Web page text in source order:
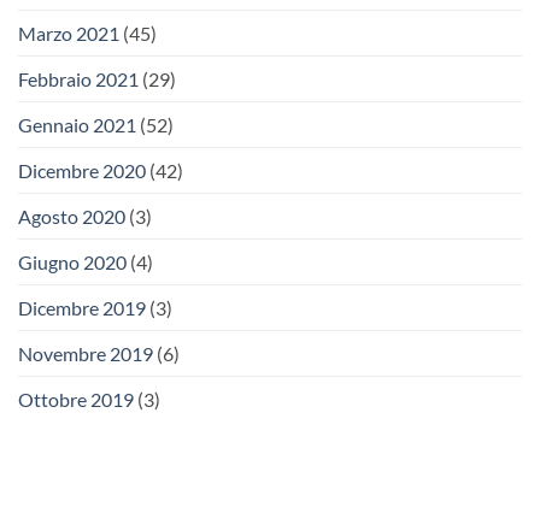
Marzo 2021 (45)
Febbraio 2021 (29)
Gennaio 2021 (52)
Dicembre 2020 (42)
Agosto 2020 (3)
Giugno 2020 (4)
Dicembre 2019 (3)
Novembre 2019 (6)
Ottobre 2019 (3)